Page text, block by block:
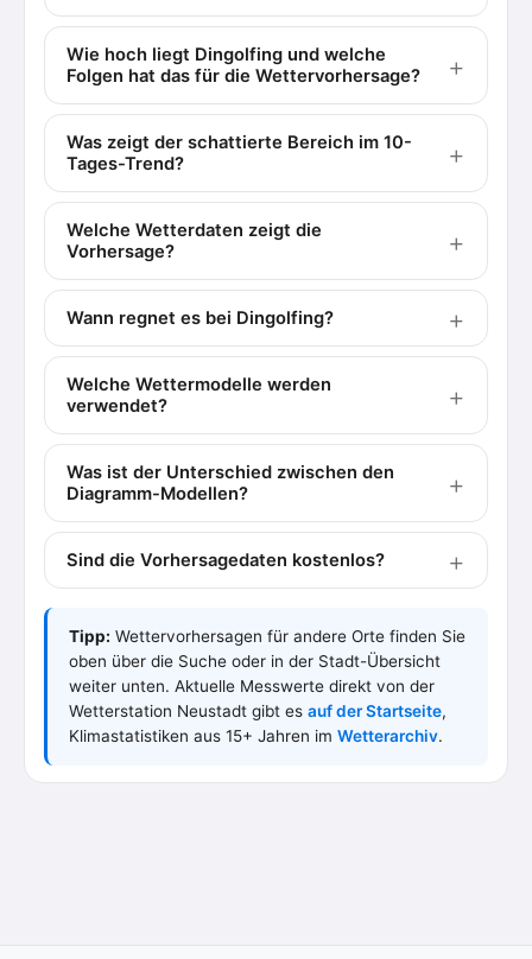
Wie hoch liegt Dingolfing und welche
Folgen hat das für die Wettervorhersage?
Was zeigt der schattierte Bereich im 10-
Tages-Trend?
Welche Wetterdaten zeigt die
Vorhersage?
Wann regnet es bei Dingolfing?
Welche Wettermodelle werden
verwendet?
Was ist der Unterschied zwischen den
Diagramm-Modellen?
Sind die Vorhersagedaten kostenlos?
Tipp: Wettervorhersagen für andere Orte finden Sie
oben über die Suche oder in der Stadt-Übersicht
weiter unten. Aktuelle Messwerte direkt von der
Wetterstation Neustadt gibt es auf der Startseite,
Klimastatistiken aus 15+ Jahren im Wetterarchiv.